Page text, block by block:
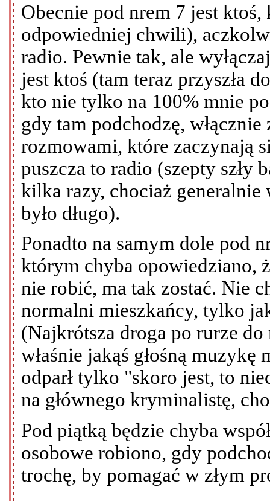
Obecnie pod nrem 7 jest
odpowiedniej chwili),
radio. Pewnie tak, ale
jest ktoś (tam teraz przyszła
kto nie tylko na 100% mnie
gdy tam podchodzę,
rozmowami, które zaczynają
puszcza to radio (szepty szły
kilka razy, chociaż generalnie
było długo).
Ponadto na samym dole pod
którym chyba opowiedziano,
nie robić, ma tak zostać. Nie
normalni mieszkańcy, tylko
(Najkrótsza droga po rurze
właśnie jakąś głośną muzykę
odparł tylko "skoro jest, to
na głównego kryminalistę,
Pod piątką będzie chyba
osobowe robiono, gdy
trochę, by pomagać w złym